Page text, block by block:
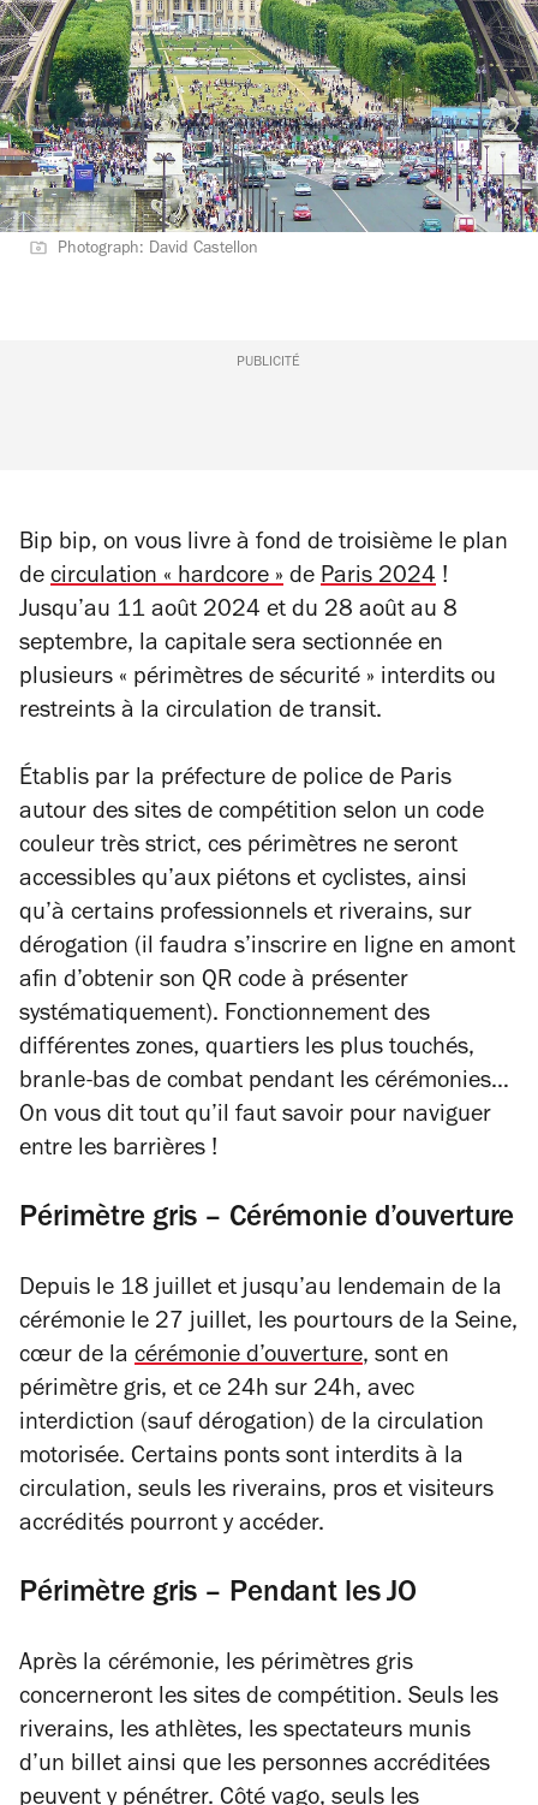
Photograph: David Castellon
PUBLICITÉ
Bip bip, on vous livre à fond de troisième le plan
de circulation « hardcore » de Paris 2024 !
Jusqu’au 11 août 2024 et du 28 août au 8
septembre, la capitale sera sectionnée en
plusieurs « périmètres de sécurité » interdits ou
restreints à la circulation de transit.
Établis par la préfecture de police de Paris
autour des sites de compétition selon un code
couleur très strict, ces périmètres ne seront
accessibles qu’aux piétons et cyclistes, ainsi
qu’à certains professionnels et riverains, sur
dérogation (il faudra s’inscrire en ligne en amont
afin d’obtenir son QR code à présenter
systématiquement). Fonctionnement des
différentes zones, quartiers les plus touchés,
branle-bas de combat pendant les cérémonies…
On vous dit tout qu’il faut savoir pour naviguer
entre les barrières !
Périmètre gris – Cérémonie d’ouverture
Depuis le 18 juillet et jusqu’au lendemain de la
cérémonie le 27 juillet, les pourtours de la Seine,
cœur de la cérémonie d’ouverture, sont en
périmètre gris, et ce 24h sur 24h, avec
interdiction (sauf dérogation) de la circulation
motorisée. Certains ponts sont interdits à la
circulation, seuls les riverains, pros et visiteurs
accrédités pourront y accéder.
Périmètre gris – Pendant les JO
Après la cérémonie, les périmètres gris
concerneront les sites de compétition. Seuls les
riverains, les athlètes, les spectateurs munis
d’un billet ainsi que les personnes accréditées
peuvent y pénétrer. Côté vago, seuls les